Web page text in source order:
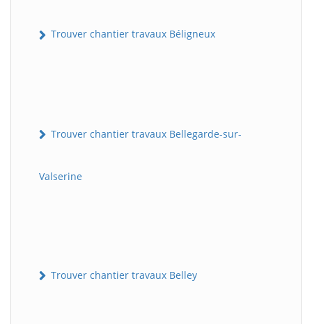
Trouver chantier travaux Béligneux
Trouver chantier travaux Bellegarde-sur-
Valserine
Trouver chantier travaux Belley